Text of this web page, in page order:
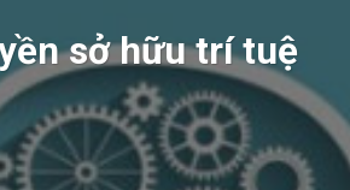
sở hữu trí tuệ